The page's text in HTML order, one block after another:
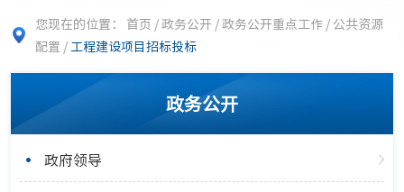
您现在的位置： 首页 /政务公开 /政务公开重点工作 / 公共资源
配置 / 工程建设项目招标投标
政务公开
政府领导